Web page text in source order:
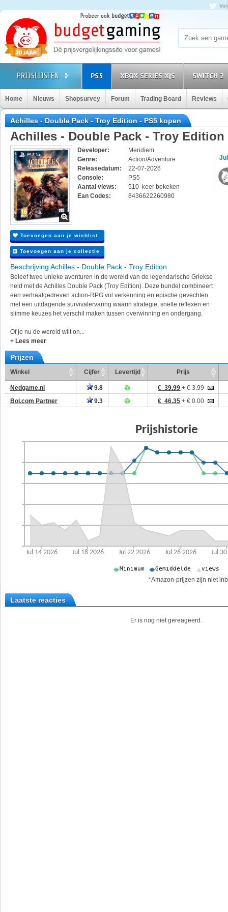
PS5 XBOX SERIES X|S SWITCH 2
Home Nieuws Shopsurvey Forum Trading Board Reviews
Achilles - Double Pack - Troy Edition - PS5 kopen
Achilles - Double Pack - Troy Edition
Developer:
Meridiem
Genre:
Action/Adventure
Releasedatum:
22-07-2026
Console:
PS5
Aantal views:
510 keer bekeken
Ean Codes:
8436622260980
Toevoegen aan je wishlist
Toevoegen aan je collectie
Beschrijving Achilles - Double Pack - Troy Edition
Beleef twee unieke avonturen in de wereld van de legendarische Griekse
held met de Achilles Double Pack (Troy Edition). Deze bundel combineert
een verhaalgedreven action-RPG vol verkenning en epische gevechten
met een uitdagende survivalervaring waarin strategie, snelle reflexen en
slimme keuzes het verschil maken tussen overwinning en ondergang.
Of je nu de wereld wilt on...
+ Lees meer
Prijzen
Winkel Cijfer Levertijd Prijs
Nedgame.nl 9.8 € 39.99 + € 3.99
Bol.com Partner
9.3 € 46.35 + € 0.00
*Amazon-prijzen zijn niet
Laatste reacties
Er is nog niet gereageerd.